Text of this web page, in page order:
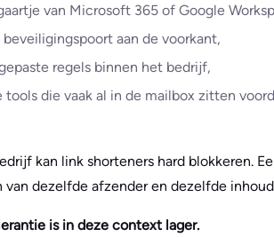
van Microsoft 365 of Google
beveiligingspoort aan de voorkant,
regels binnen het bedrijf,
tools die vaak al in de mailbox zitten
kan link shorteners hard blokkeren.
van dezelfde afzender en dezelfde
is in deze context lager.